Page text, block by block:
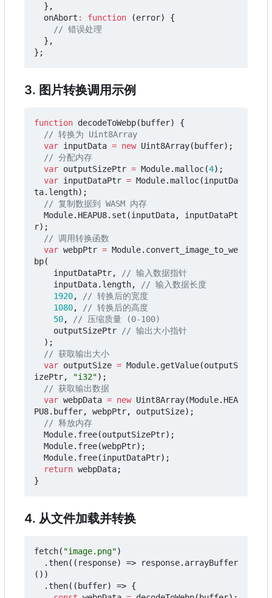
},
onAbort : function (error)
{
},
};
3. 图片转换调用示例
function decodeToWebp( buffer)
{
var inputData = new Uint8Array( buffer);
var outputSizePtr = Module.malloc(4);
var inputDataPtr = Module.malloc(inputDa
ta. length);
Module. HEAPU8. set (inputData,
inputDataPt
r);
var webpPtr = Module. convert_image_to_we
bp(
inputDataPtr,
inputData. length,
1920,
1080,
50,
outputSizePtr
);
var outputSize = Module. getValue(outputS
izePtr, "i32");
var webpData = new Uint8Array(Module. HEA
PU8. buffer, webpPtr, outputSize);
Module. free(outputSizePtr);
Module. free(webpPtr);
Module. free(inputDataPtr);
return webpData;
}
4. 从文件加载并转换
fetch( "image.png")
. then(( response) => response. arrayBuffer
())
. then(( buffer) => {